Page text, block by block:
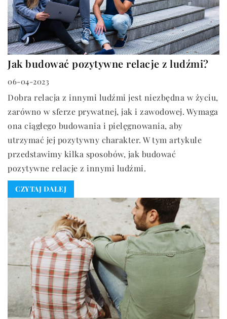
Jak budować pozytywne relacje z ludźmi?
06-04-2023
Dobra relacja z innymi ludźmi jest niezbędna w życiu,
zarówno w sferze prywatnej, jak i zawodowej. Wymaga
ona ciągłego budowania i pielęgnowania, aby
utrzymać jej pozytywny charakter. W tym artykule
przedstawimy kilka sposobów, jak budować
pozytywne relacje z innymi ludźmi.
CZYTAJ DALEJ